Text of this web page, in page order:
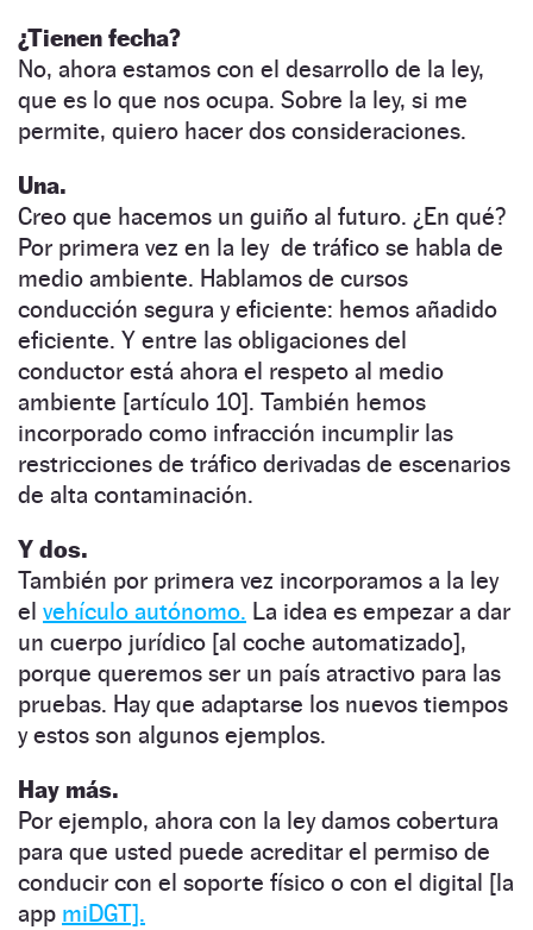
¿Tienen fecha?
No, ahora estamos con el desarrollo de la ley,
que es lo que nos ocupa. Sobre la ley, si me
permite, quiero hacer dos consideraciones.
Una.
Creo que hacemos un guiño al futuro. ¿En qué?
Por primera vez en la ley de tráfico se habla de
medio ambiente. Hablamos de cursos
conducción segura y eficiente: hemos añadido
eficiente. Y entre las obligaciones del
conductor está ahora el respeto al medio
ambiente [artículo 10]. También hemos
incorporado como infracción incumplir las
restricciones de tráfico derivadas de escenarios
de alta contaminación.
Y dos.
También por primera vez incorporamos a la ley
el vehículo autónomo. La idea es empezar a dar
un cuerpo jurídico [al coche automatizado],
porque queremos ser un país atractivo para las
pruebas. Hay que adaptarse los nuevos tiempos
y estos son algunos ejemplos.
Hay más.
Por ejemplo, ahora con la ley damos cobertura
para que usted puede acreditar el permiso de
conducir con el soporte físico o con el digital [la
app miDGT].